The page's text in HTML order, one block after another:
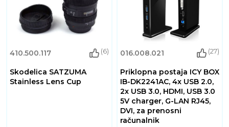
410.500.117 (6)
Skodelica SATZUMA
Stainless Lens Cup
016.008.021 (27)
Priklopna postaja ICY BOX
IB-DK2241AC, 4x USB 2.0,
2x USB 3.0, HDMI, USB 3.0
5V charger, G-LAN RJ45,
DVI, za prenosni
računalnik